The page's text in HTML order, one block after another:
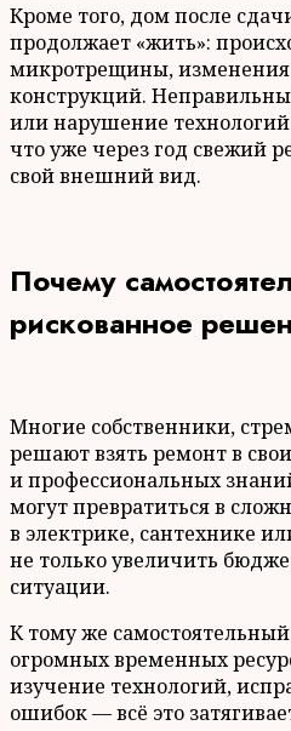
Кроме того, дом после
продолжает «жить»:
микротрещины,
конструкций.
или нарушение
что уже через год свежий
свой внешний вид.
Почему
рискованное
Многие собственники,
решают взять ремонт в
и профессиональных
могут превратиться в
в электрике, сантехнике
не только увеличить
ситуации.
К тому же
огромных временных
изучение технологий,
ошибок — всё это